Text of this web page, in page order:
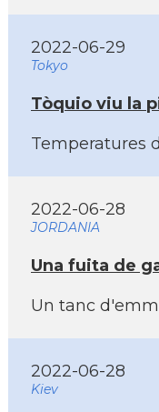
2022-06-29
Tokyo
Tòquio viu la
Temperatures
2022-06-28
JORDANIA
Una fuita de
Un tanc
2022-06-28
Kiev